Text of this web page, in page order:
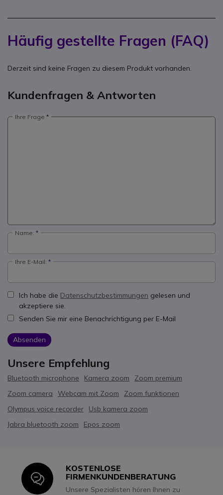
Häufig gestellte Fragen (FAQ)
Derzeit sind keine Fragen zu diesem Produkt vorhanden.
Kundenfragen & Antworten
Ihre Frage
Name:
Ihre E-Mail:
Ich habe die Datenschutzbestimmungen gelesen und
akzeptiere sie.
Senden Sie mir eine Benachrichtigung per E-Mail
Absenden
Unsere Empfehlung
Bluetooth microphone Kamera zoom
Zoom premium
Zoom camera
Webcam mit Zoom
Zoom funktionen
Olympus voice recorder
Usb kamera zoom
Jabra bluetooth zoom
Epos zoom
Icon
KOSTENLOSE
FIRMENKUNDENBERATUNG
Unsere Spezialisten hören Ihnen zu